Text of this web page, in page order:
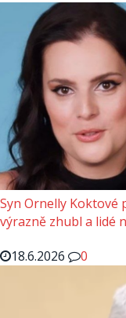
Syn Ornelly Koktové
výrazně zhubl a lidé
18.6.2026
0